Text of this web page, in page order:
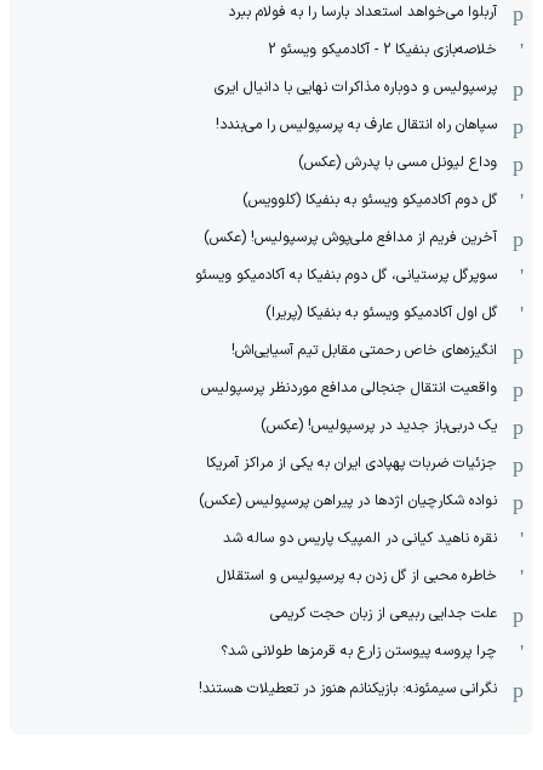
آربلوا می‌خواهد استعداد بارسا را به فولام ببرد
خلاصه‌بازی بنفیکا 2 - آکادمیکو ویسئو 2
پرسپولیس و دوباره مذاکرات نهایی با دانیال ایری
سپاهان راه انتقال عارف به پرسپولیس را می‌بندد!
وداع لیونل مسی با پدرش (عکس)
گل دوم آکادمیکو ویسئو به بنفیکا (کلوویس)
آخرین فریم از مدافع ملی‌پوش پرسپولیس! (عکس)
سوپرگل پرستیانی، گل دوم بنفیکا به آکادمیکو ویسئو
گل اول آکادمیکو ویسئو به بنفیکا (پریرا)
انگیزه‌های خاص رحمتی مقابل تیم‌ آسیایی‌اش!
واقعیت انتقال جنجالی مدافع موردنظر پرسپولیس
یک دربی‌باز جدید در پرسپولیس! (عکس)
جزئیات ضربات پهپادی ایران به یکی از مراکز آمریکا
نواده شکارچیان اژدها در پیراهن پرسپولیس (عکس)
نقره ناهید کیانی در المپیک پاریس دو ساله شد
خاطره محبی از گل زدن به پرسپولیس و استقلال
علت جدایی ربیعی از زبان حجت کریمی
چرا پروسه پیوستن زارع به قرمزها طولانی شد؟
نگرانی سیمئونه: بازیکنانم هنوز در تعطیلات هستند!